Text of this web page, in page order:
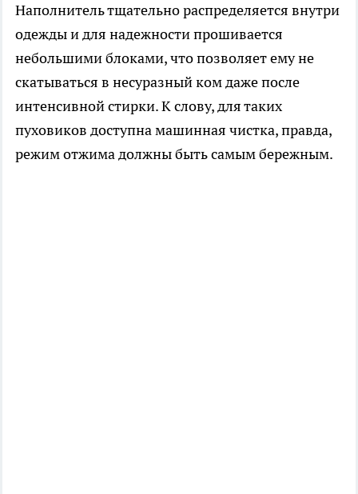
Наполнитель тщательно распределяется внутри
одежды и для надежности прошивается
небольшими блоками, что позволяет ему не
скатываться в несуразный ком даже после
интенсивной стирки. К слову, для таких
пуховиков доступна машинная чистка, правда,
режим отжима должны быть самым бережным.